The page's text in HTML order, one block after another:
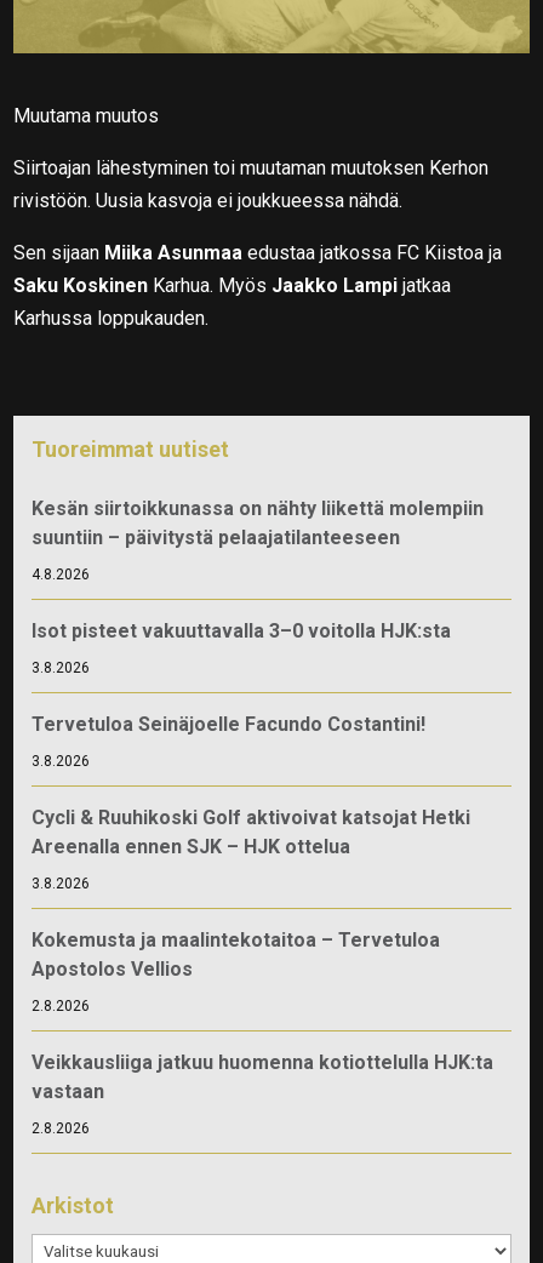
Muutama muutos
Siirtoajan lähestyminen toi muutaman muutoksen Kerhon
rivistöön. Uusia kasvoja ei joukkueessa nähdä.
Sen sijaan Miika Asunmaa edustaa jatkossa FC Kiistoa ja
Saku Koskinen Karhua. Myös Jaakko Lampi jatkaa
Karhussa loppukauden.
Tuoreimmat uutiset
Kesän siirtoikkunassa on nähty liikettä molempiin
suuntiin – päivitystä pelaajatilanteeseen
4.8.2026
Isot pisteet vakuuttavalla 3–0 voitolla HJK:sta
3.8.2026
Tervetuloa Seinäjoelle Facundo Costantini!
3.8.2026
Cycli & Ruuhikoski Golf aktivoivat katsojat Hetki
Areenalla ennen SJK – HJK ottelua
3.8.2026
Kokemusta ja maalintekotaitoa – Tervetuloa
Apostolos Vellios
2.8.2026
Veikkausliiga jatkuu huomenna kotiottelulla HJK:ta
vastaan
2.8.2026
Arkistot
Arkistot